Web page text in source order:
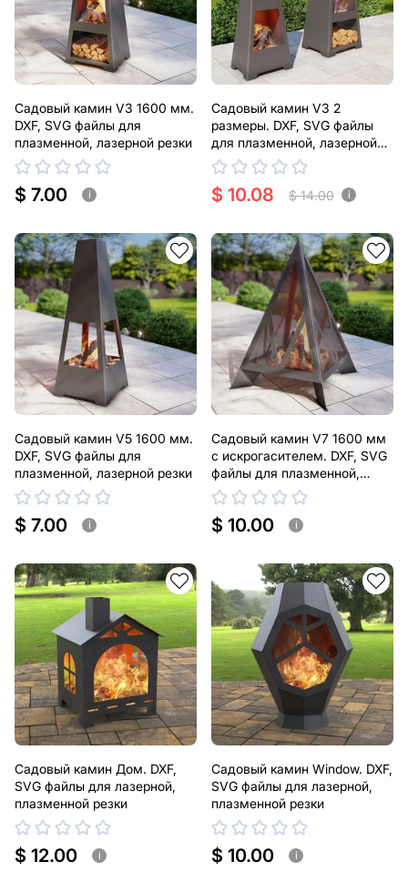
Садовый камин V3 1600 мм.
DXF, SVG файлы для
плазменной, лазерной резки
$ 7.00 i
Садовый камин V3 2
размеры. DXF, SVG файлы
для плазменной, лазерной
резки
$ 10.08 $ 14.00 i
Садовый камин V5 1600 мм.
DXF, SVG файлы для
плазменной, лазерной резки
$ 7.00 i
Садовый камин V7 1600 мм
с искрогасителем. DXF, SVG
файлы для плазменной,
лазерной резки
$ 10.00 i
Садовый камин Дом. DXF,
SVG файлы для лазерной,
плазменной резки
$ 12.00 i
Садовый камин Window. DXF,
SVG файлы для лазерной,
плазменной резки
$ 10.00 i